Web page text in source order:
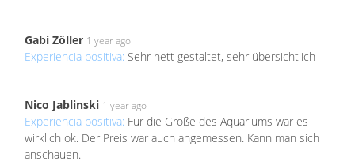
Gabi Zöller 1 year ago
Experiencia positiva: Sehr nett gestaltet, sehr übersichtlich
Nico Jablinski 1 year ago
Experiencia positiva: Für die Größe des Aquariums war es
wirklich ok. Der Preis war auch angemessen. Kann man sich
anschauen.